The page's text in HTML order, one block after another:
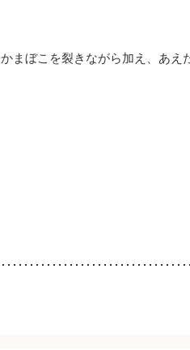
まぼこを裂きながら加え、あえ